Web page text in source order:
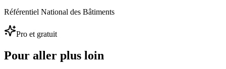
Référentiel National des Bâtiments
Pro et gratuit
Pour aller plus loin